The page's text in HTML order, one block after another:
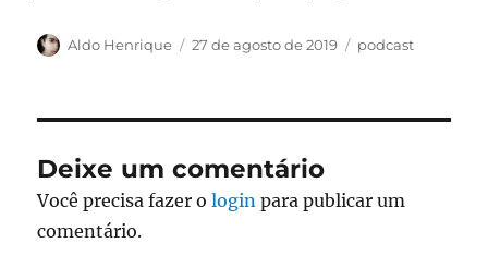
Autor
Aldo Henrique
Publicado
27 de agosto de 2019 Categorias
podcast
Deixe um comentário
Você precisa fazer ologin para publicar um
comentário.